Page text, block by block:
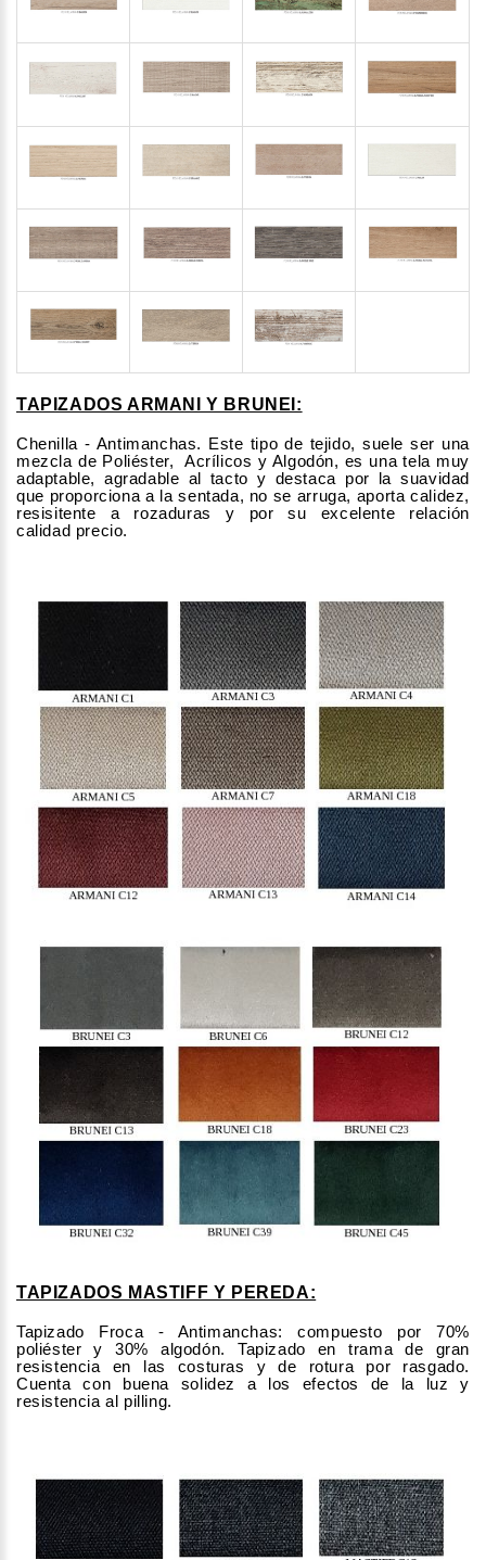
TAPIZADOS ARMANI Y BRUNEI:
Chenilla - Antimanchas. Este tipo de tejido, suele ser una
mezcla de Poliéster, Acrílicos y Algodón, es una tela muy
adaptable, agradable al tacto y destaca por la suavidad
que proporciona a la sentada, no se arruga, aporta calidez,
resisitente a rozaduras y por su excelente relación
calidad precio.
TAPIZADOS MASTIFF Y PEREDA:
Tapizado Froca - Antimanchas: compuesto por 70%
poliéster y 30% algodón. Tapizado en trama de gran
resistencia en las costuras y de rotura por rasgado.
Cuenta con buena solidez a los efectos de la luz y
resistencia al pilling.